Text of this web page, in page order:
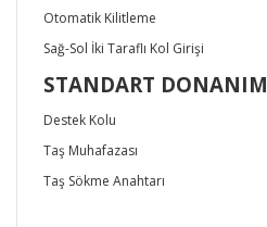
Otomatik Kilitleme
Sağ-Sol İki Taraflı Kol Girişi
STANDART DONANIM
Destek Kolu
Taş Muhafazası
Taş Sökme Anahtarı